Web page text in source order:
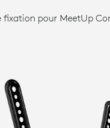
fixation pour MeetUp